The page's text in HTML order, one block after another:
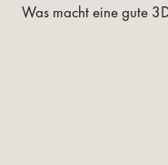
Was macht eine gute